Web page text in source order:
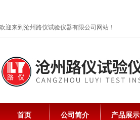
欢迎来到沧州路仪试验仪器有限公司网站！
首页 公司简介 产品展示